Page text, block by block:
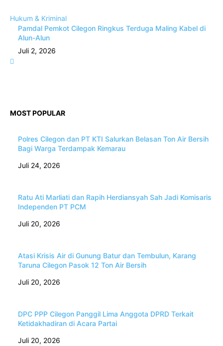
Hukum & Kriminal
Pamdal Pemkot Cilegon Ringkus Terduga Maling Kabel di
Alun-Alun
Juli 2, 2026
MOST POPULAR
Polres Cilegon dan PT KTI Salurkan Belasan Ton Air Bersih
Bagi Warga Terdampak Kemarau
Juli 24, 2026
Ratu Ati Marliati dan Rapih Herdiansyah Sah Jadi Komisaris
Independen PT PCM
Juli 20, 2026
Atasi Krisis Air di Gunung Batur dan Tembulun, Karang
Taruna Cilegon Pasok 12 Ton Air Bersih
Juli 20, 2026
DPC PPP Cilegon Panggil Lima Anggota DPRD Terkait
Ketidakhadiran di Acara Partai
Juli 20, 2026